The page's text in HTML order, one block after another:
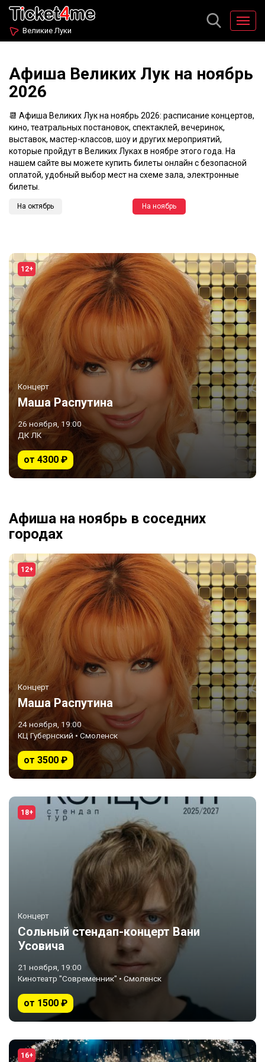
Великие Луки
Афиша Великих Лук на ноябрь
2026
📆 Афиша Великих Лук на ноябрь 2026: расписание концертов,
кино, театральных постановок, спектаклей, вечеринок,
выставок, мастер-классов, шоу и других мероприятий,
которые пройдут в Великих Луках в ноябре этого года. На
нашем сайте вы можете купить билеты онлайн с безопасной
оплатой, удобный выбор мест на схеме зала, электронные
билеты.
На октябрь На ноябрь
12+
Концерт
Маша Распутина
26 ноября, 19:00
ДК ЛК
от 4300 ₽
Афиша на ноябрь в соседних
городах
12+
Концерт
Маша Распутина
24 ноября, 19:00
КЦ Губернский • Смоленск
от 3500 ₽
18+
Концерт
Сольный стендап-концерт Вани
Усовича
21 ноября, 19:00
Кинотеатр "Современник" • Смоленск
от 1500 ₽
16+